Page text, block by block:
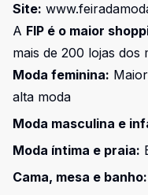
Site:
A FIP é o maior
mais de 200 lojas dos
Moda feminina:
alta moda
Moda masculina e
Moda íntima e praia:
Cama, mesa e banho: